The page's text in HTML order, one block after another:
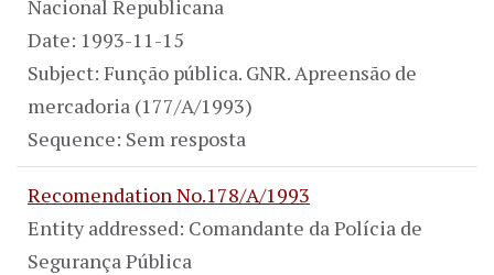
Nacional Republicana
Date: 1993-11-15
Subject: Função pública. GNR. Apreensão de
mercadoria (177/A/1993)
Sequence: Sem resposta
Recomendation No.178/A/1993
Entity addressed: Comandante da Polícia de
Segurança Pública